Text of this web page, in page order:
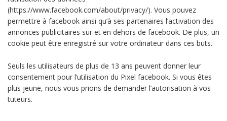
(https://www.facebook.com/about/privacy/). Vous pouvez
permettre à facebook ainsi qu’à ses partenaires l’activation des
annonces publicitaires sur et en dehors de facebook. De plus, un
cookie peut être enregistré sur votre ordinateur dans ces buts.
Seuls les utilisateurs de plus de 13 ans peuvent donner leur
consentement pour l’utilisation du Pixel facebook. Si vous êtes
plus jeune, nous vous prions de demander l’autorisation à vos
tuteurs.